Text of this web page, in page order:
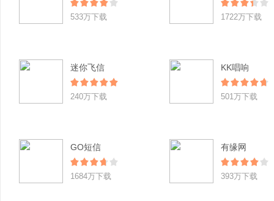
533万下载 1722万下载
迷你飞信
240万下载
KK唱响
501万下载
GO短信
1684万下载
有缘网
393万下载